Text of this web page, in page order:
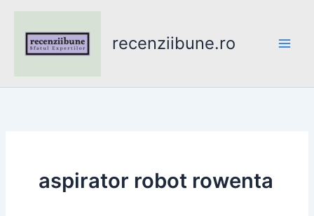
content
recenziibune.ro
aspirator robot rowenta